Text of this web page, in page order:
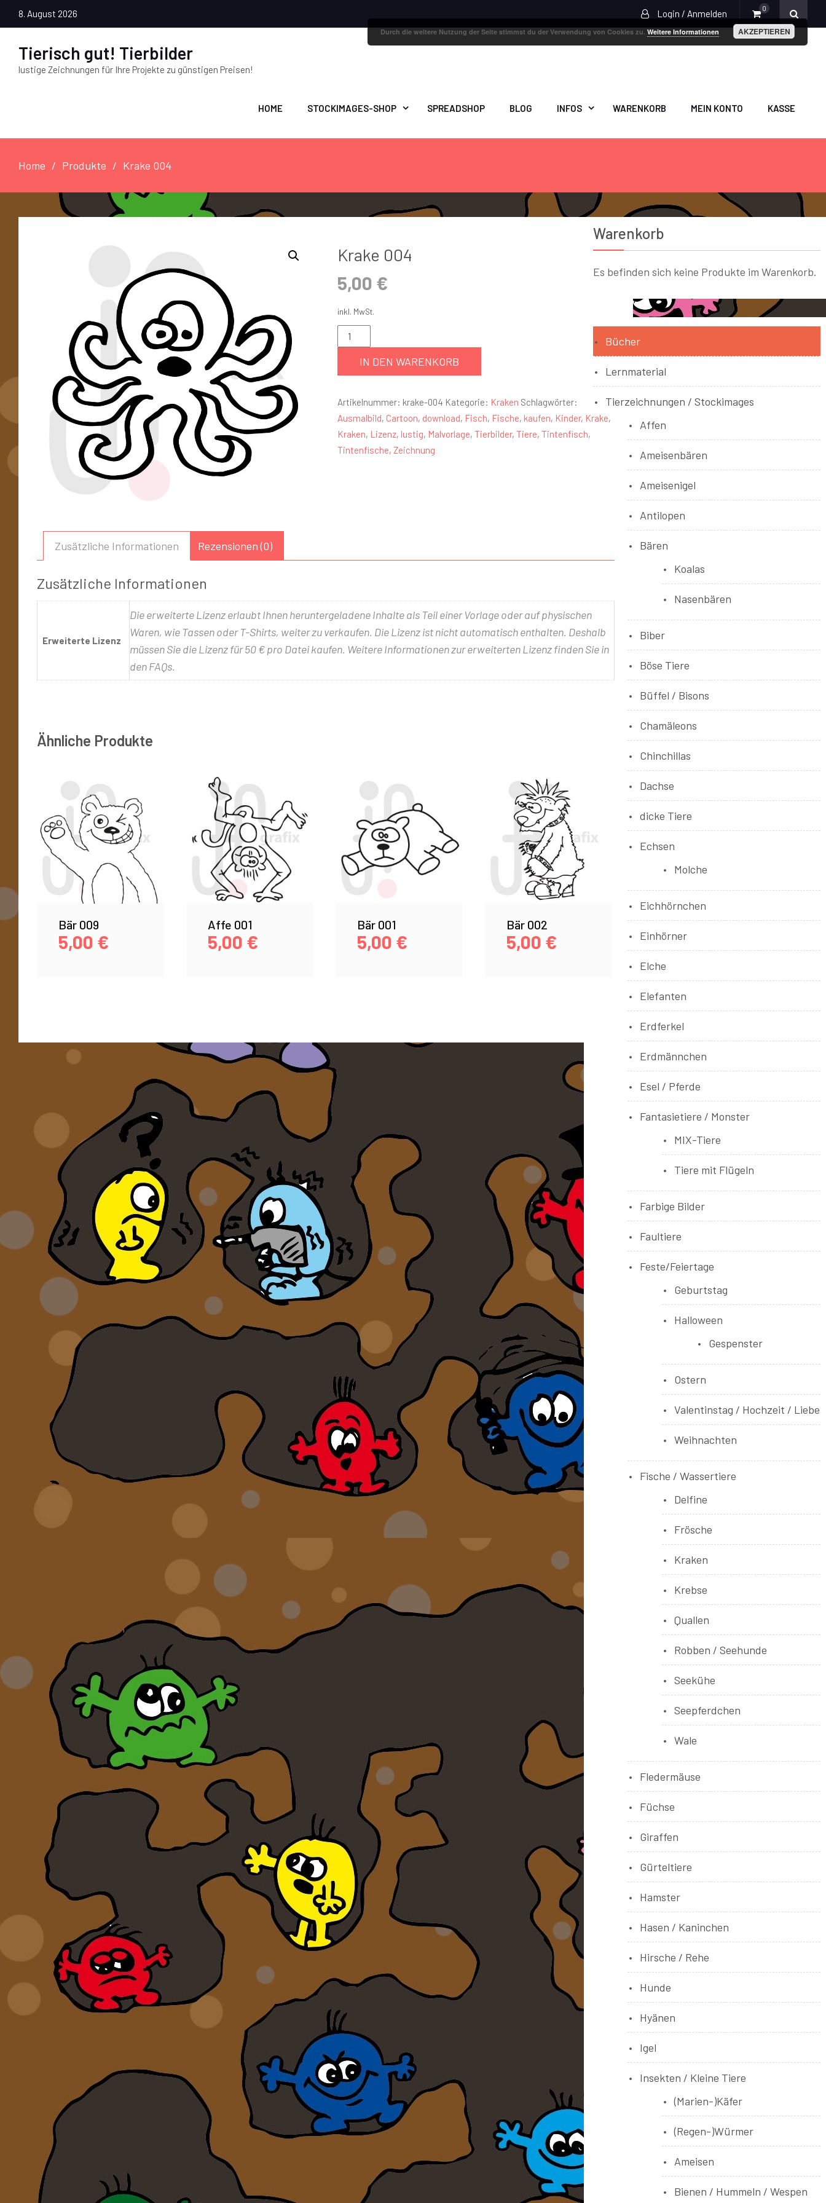
8. August 2026 Login / Anmelden 0
Tierisch gut! Tierbilder
lustige Zeichnungen für Ihre Projekte zu günstigen Preisen!
HOME STOCKIMAGES-SHOP SPREADSHOP BLOG INFOS WARENKORB MEIN KONTO KASSE
Home Produkte Krake 004
Krake 004
5,00 €
inkl. MwSt.
IN DEN WARENKORB
Artikelnummer: krake-004 Kategorie: Kraken Schlagwörter:
Ausmalbild, Cartoon, download, Fisch, Fische, kaufen, Kinder, Krake,
Kraken, Lizenz, lustig, Malvorlage, Tierbilder, Tiere, Tintenfisch,
Tintenfische, Zeichnung
Zusätzliche Informationen Rezensionen (0)
Zusätzliche Informationen
Erweiterte Lizenz
Die erweiterte Lizenz erlaubt Ihnen heruntergeladene Inhalte als Teil einer Vorlage oder auf physischen
Waren, wie Tassen oder T-Shirts, weiter zu verkaufen. Die Lizenz ist nicht automatisch enthalten. Deshalb
müssen Sie die Lizenz für 50 € pro Datei kaufen. Weitere Informationen zur erweiterten Lizenz finden Sie in
den FAQs.
Ähnliche Produkte
Bär 009
5,00 €
Affe 001
5,00 €
Bär 001
5,00 €
Bär 002
5,00 €
Warenkorb
Es befinden sich keine Produkte im Warenkorb.
Bücher
Lernmaterial
Tierzeichnungen / Stockimages
Affen
Ameisenbären
Ameisenigel
Antilopen
Bären
Koalas
Nasenbären
Biber
Böse Tiere
Büffel / Bisons
Chamäleons
Chinchillas
Dachse
dicke Tiere
Echsen
Molche
Eichhörnchen
Einhörner
Elche
Elefanten
Erdferkel
Erdmännchen
Esel / Pferde
Fantasietiere / Monster
MIX-Tiere
Tiere mit Flügeln
Farbige Bilder
Faultiere
Feste/Feiertage
Geburtstag
Halloween
Gespenster
Ostern
Valentinstag / Hochzeit / Liebe
Weihnachten
Fische / Wassertiere
Delfine
Frösche
Kraken
Krebse
Quallen
Robben / Seehunde
Seekühe
Seepferdchen
Wale
Fledermäuse
Füchse
Giraffen
Gürteltiere
Hamster
Hasen / Kaninchen
Hirsche / Rehe
Hunde
Hyänen
Igel
Insekten / Kleine Tiere
(Marien-)Käfer
(Regen-)Würmer
Ameisen
Bienen / Hummeln / Wespen
Durch die weitere Nutzung der Seite stimmst du der Verwendung von Cookies zu. Weitere Informationen AKZEPTIEREN